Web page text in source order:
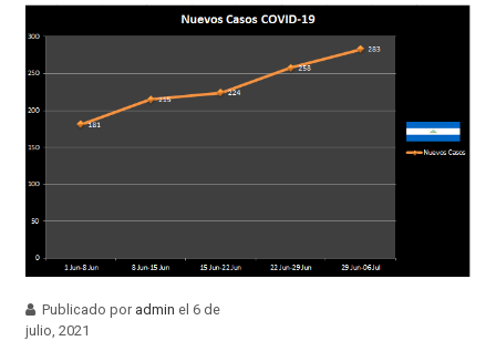
Publicado por admin el 6 de
julio, 2021